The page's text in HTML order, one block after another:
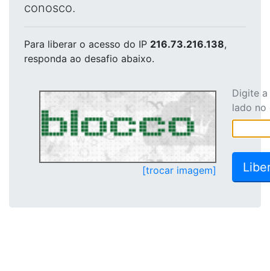
conosco.
Para liberar o acesso do IP 216.73.216.138,
responda ao desafio abaixo.
[trocar imagem]
Digite
lado no